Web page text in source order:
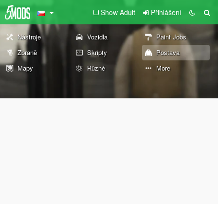
Show Adult Přihlášení
Nástroje Vozidla
Paint Jobs
Zbraně
Skripty
Postava
Mapy
Různé More